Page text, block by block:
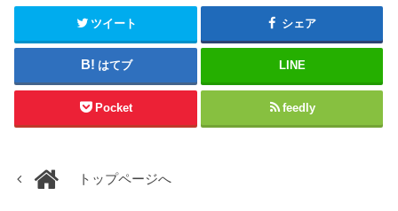
ツイート シェア
はてブ LINE
Pocket feedly
トップページへ